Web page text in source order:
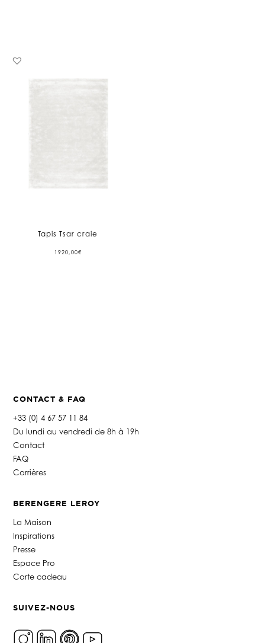
Tapis Tsar craie
1920,00€
CONTACT & FAQ
+33 (0) 4 67 57 11 84
Du lundi au vendredi de 8h à 19h
Contact
FAQ
Carrières
BERENGERE LEROY
La Maison
Inspirations
Presse
Espace Pro
Carte cadeau
SUIVEZ-NOUS